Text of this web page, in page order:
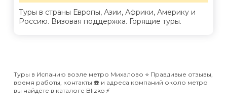
Туры в страны Европы, Азии, Африки, Америку и
Россию. Визовая поддержка. Горящие туры.
Туры в Испанию возле метро Михалово ⭐️ Правдивые отзывы,
время работы, контакты ☎️ и адреса компаний около метро
вы найдёте в каталоге Blizko ⚡️